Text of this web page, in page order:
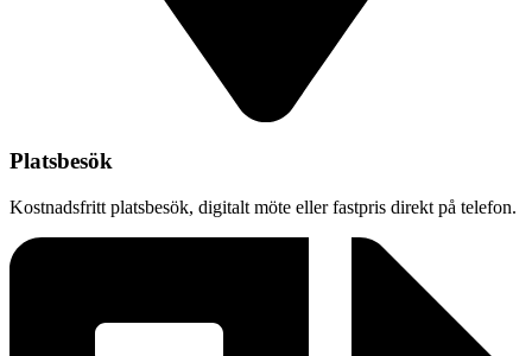
Platsbesök
Kostnadsfritt platsbesök, digitalt möte eller fastpris direkt på telefon.